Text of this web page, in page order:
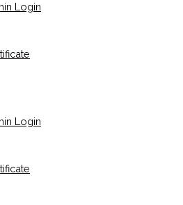
Login
Login